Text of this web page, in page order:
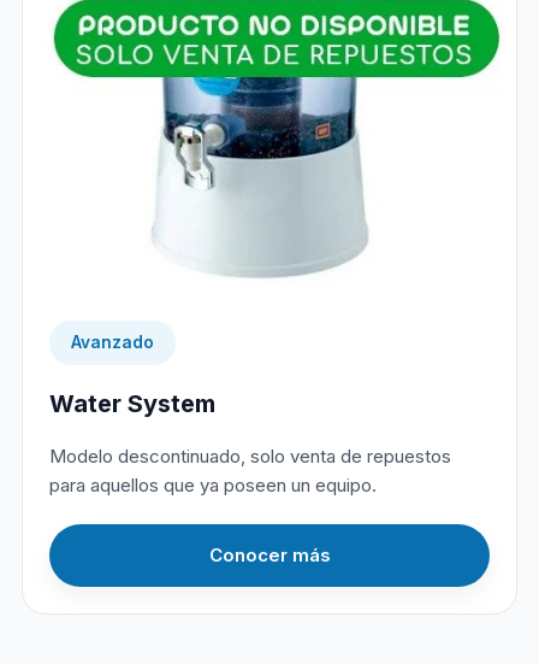
Avanzado
Water System
Modelo descontinuado, solo venta de repuestos
para aquellos que ya poseen un equipo.
Conocer más